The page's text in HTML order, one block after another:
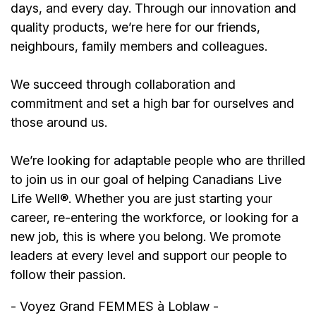
days, and every day. Through our innovation and
quality products, we’re here for our friends,
neighbours, family members and colleagues.
We succeed through collaboration and
commitment and set a high bar for ourselves and
those around us.
We’re looking for adaptable people who are thrilled
to join us in our goal of helping Canadians Live
Life Well®. Whether you are just starting your
career, re-entering the workforce, or looking for a
new job, this is where you belong. We promote
leaders at every level and support our people to
follow their passion.
- Voyez Grand FEMMES à Loblaw -